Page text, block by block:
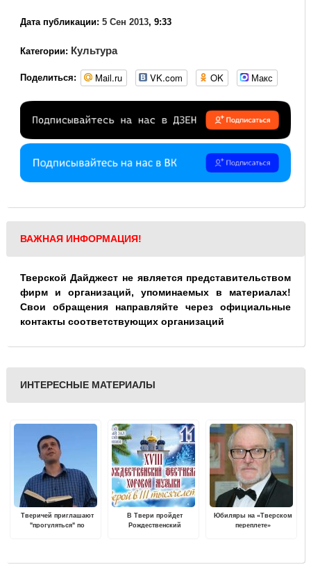
Дата публикации: 5 Сен 2013, 9:33
Категории: Культура
Поделиться: Mail.ru VK.com OK Макс
ВАЖНАЯ ИНФОРМАЦИЯ!
Тверской Дайджест не является представительством
фирм и организаций, упоминаемых в материалах!
Свои обращения направляйте через официальные
контакты соответствующих организаций
ИНТЕРЕСНЫЕ МАТЕРИАЛЫ
Тверичей приглашают
"прогуляться" по
В Твери пройдет
Рождественский
Юбиляры на «Тверском
переплете»